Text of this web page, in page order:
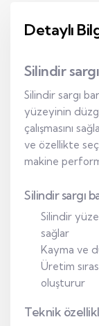
Detaylı
Silindir
Silindir sargı
yüzeyinin
çalışmasını
ve özellikte
makine
Silindir sargı
Silindir
sağlar
Kayma ve
Üretim
oluşturur
Teknik